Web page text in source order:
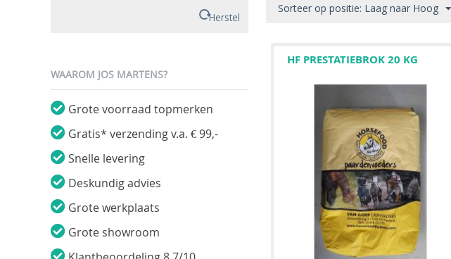
Herstel
WAAROM JOS MARTENS?
Grote voorraad topmerken
Gratis* verzending v.a. € 99,-
Snelle levering
Deskundig advies
Grote werkplaats
Grote showroom
Sorteer op positie: Laag naar Hoog
HF PRESTATIEBROK 20 KG